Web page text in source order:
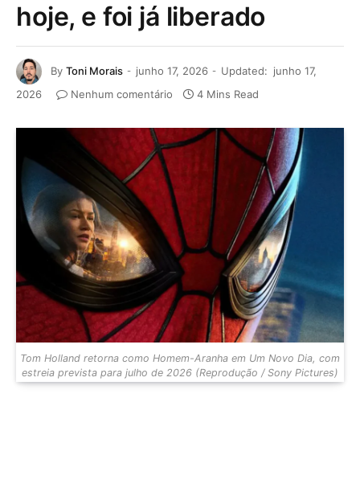
hoje, e foi já liberado
By Toni Morais junho 17, 2026 Updated: junho 17,
2026
Nenhum comentário 4 Mins Read
Tom Holland retorna como Homem-Aranha em Um Novo Dia, com
estreia prevista para julho de 2026 (Reprodução / Sony Pictures)